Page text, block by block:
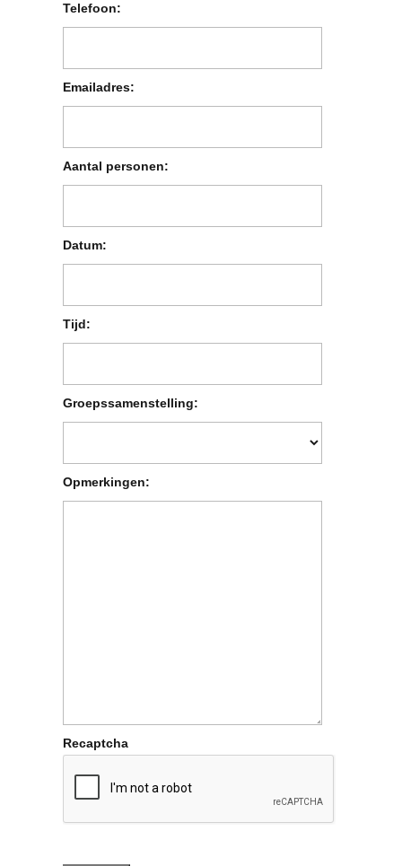
Telefoon:
Emailadres:
Aantal personen:
Datum:
Tijd:
Groepssamenstelling:
Opmerkingen:
Recaptcha